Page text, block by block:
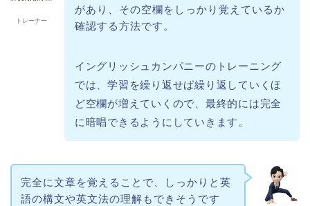
トレーナー
があり、その空欄をしっかり覚えているか
確認する方法です。
イングリッシュカンパニーのトレーニング
では、学習を繰り返せば繰り返していくほ
ど空欄が増えていくので、最終的には完全
に暗唱できるようにしていきます。
完全に文章を覚えることで、しっかりと英
語の構文や英文法の理解もできそうです